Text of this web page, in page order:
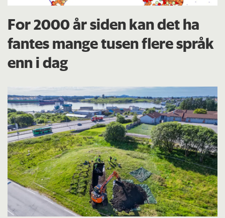
For 2000 år siden kan det ha
fantes mange tusen flere språk
enn i dag